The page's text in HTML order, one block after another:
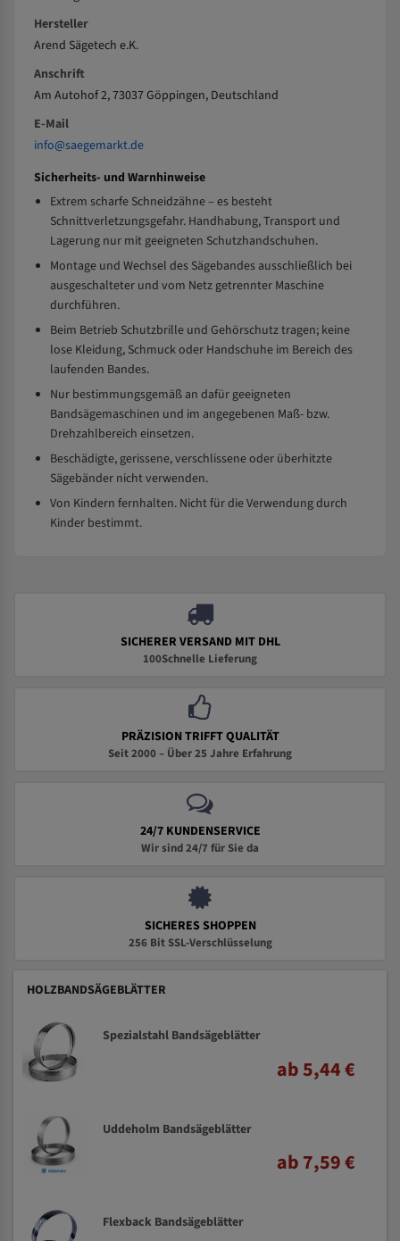
Hersteller
Arend Sägetech e.K.
Anschrift
Am Autohof 2, 73037 Göppingen, Deutschland
E-Mail
info@saegemarkt.de
Sicherheits- und Warnhinweise
Extrem scharfe Schneidzähne – es besteht
Schnittverletzungsgefahr. Handhabung, Transport und
Lagerung nur mit geeigneten Schutzhandschuhen.
Montage und Wechsel des Sägebandes ausschließlich bei
ausgeschalteter und vom Netz getrennter Maschine
durchführen.
Beim Betrieb Schutzbrille und Gehörschutz tragen; keine
lose Kleidung, Schmuck oder Handschuhe im Bereich des
laufenden Bandes.
Nur bestimmungsgemäß an dafür geeigneten
Bandsägemaschinen und im angegebenen Maß- bzw.
Drehzahlbereich einsetzen.
Beschädigte, gerissene, verschlissene oder überhitzte
Sägebänder nicht verwenden.
Von Kindern fernhalten. Nicht für die Verwendung durch
Kinder bestimmt.
SICHERER VERSAND MIT DHL
100Schnelle Lieferung
PRÄZISION TRIFFT QUALITÄT
Seit 2000 – Über 25 Jahre Erfahrung
24/7 KUNDENSERVICE
Wir sind 24/7 für Sie da
SICHERES SHOPPEN
256 Bit SSL-Verschlüsselung
HOLZBANDSÄGEBLÄTTER
Spezialstahl Bandsägeblätter
ab 5,44 €
Uddeholm Bandsägeblätter
ab 7,59 €
Flexback Bandsägeblätter